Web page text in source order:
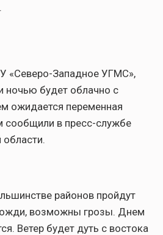
«Северо-Западное УГМС»,
ночью будет облачно с
ожидается переменная
сообщили в пресс-службе
районов пройдут
возможны грозы. Днем
Ветер будет дуть с востока